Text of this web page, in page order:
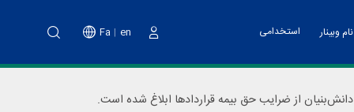
وبینار استخدامی Fa en
از ضرایب حق بیمه قراردادها ابلاغ شده است.